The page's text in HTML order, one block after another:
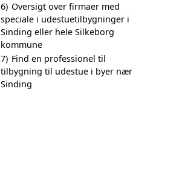
6) Oversigt over firmaer med
speciale i udestuetilbygninger i
Sinding eller hele Silkeborg
kommune
7) Find en professionel til
tilbygning til udestue i byer nær
Sinding